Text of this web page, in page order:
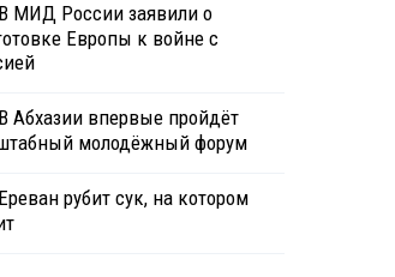
В МИД России заявили о
Европы к войне с
В Абхазии впервые пройдёт
молодёжный форум
Ереван рубит сук, на котором